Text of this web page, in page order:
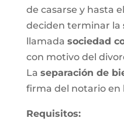
de casarse y hasta
deciden terminar la
llamada sociedad
con motivo del
La separación de
firma del notario en
Requisitos: